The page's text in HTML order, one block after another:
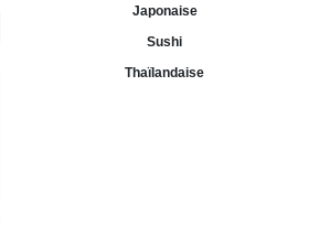
Japonaise
Sushi
Thaïlandaise